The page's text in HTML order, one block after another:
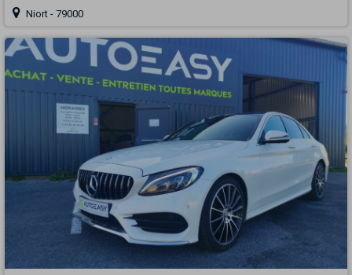
Niort - 79000